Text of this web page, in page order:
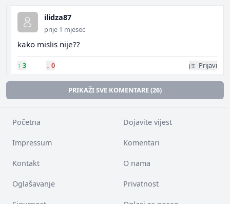
ilidza87
prije 1 mjesec
kako mislis nije??
↑ 3 ↓ 0 Prijavi
PRIKAŽI SVE KOMENTARE (26)
Početna Dojavite vijest
Impressum Komentari
Kontakt O nama
Oglašavanje Privatnost